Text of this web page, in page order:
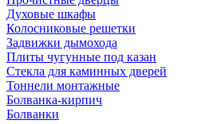
Духовые шкафы
Колосниковые решетки
Задвижки дымохода
Плиты чугунные под казан
Стекла для каминных дверей
Тоннели монтажные
Болванка-кирпич
Болванки